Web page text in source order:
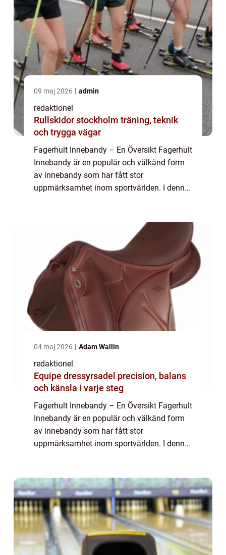
09 maj 2026 admin
redaktionel
Rullskidor stockholm träning, teknik
och trygga vägar
Fagerhult Innebandy – En Översikt Fagerhult
Innebandy är en populär och välkänd form
av innebandy som har fått stor
uppmärksamhet inom sportvärlden. I denna
04 maj 2026 Adam Wallin
redaktionel
Equipe dressyrsadel precision, balans
och känsla i varje steg
Fagerhult Innebandy – En Översikt Fagerhult
Innebandy är en populär och välkänd form
av innebandy som har fått stor
uppmärksamhet inom sportvärlden. I denna
o...